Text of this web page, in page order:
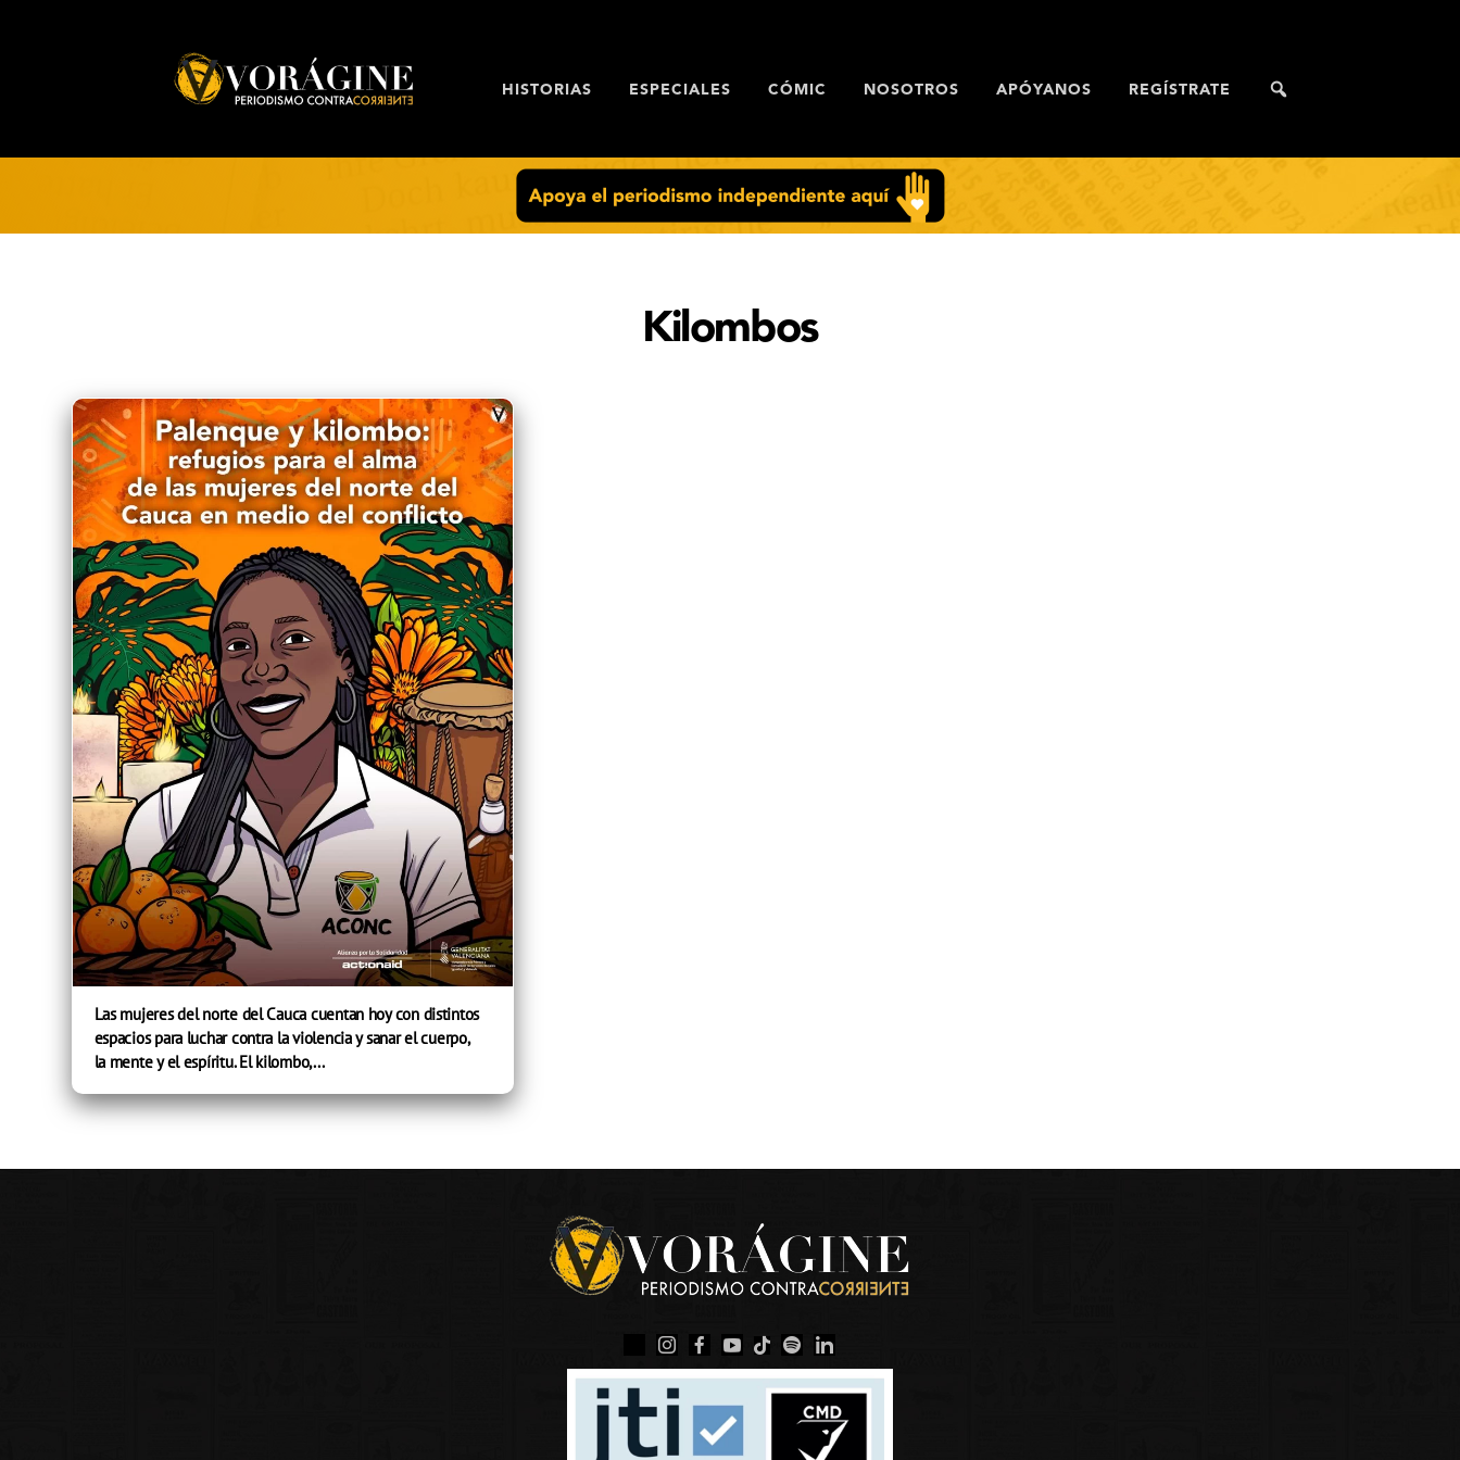
HISTORIAS ESPECIALES CÓMIC NOSOTROS APÓYANOS REGÍSTRATE
Kilombos
Las mujeres del norte del Cauca cuentan hoy con distintos
espacios para luchar contra la violencia y sanar el cuerpo,
la mente y el espíritu. El kilombo,...